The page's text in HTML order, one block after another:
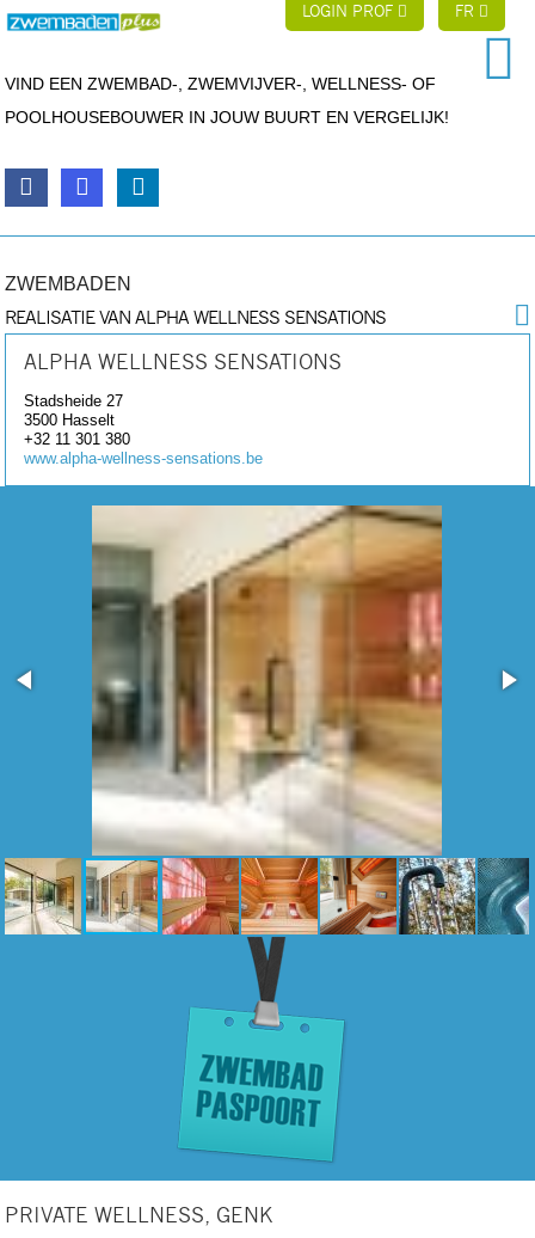
LOGIN PROF FR
VIND EEN ZWEMBAD-, ZWEMVIJVER-, WELLNESS- OF
POOLHOUSEBOUWER IN JOUW BUURT EN VERGELIJK!
ZWEMBADEN
REALISATIE VAN ALPHA WELLNESS SENSATIONS
ALPHA WELLNESS SENSATIONS
Stadsheide 27
3500 Hasselt
+32 11 301 380
www.alpha-wellness-sensations.be
PRIVATE WELLNESS, GENK